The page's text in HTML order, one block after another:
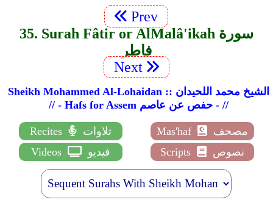
Prev
35. Surah Fâtir or Al­Malâ'ikah سورة
فاطر
Next
Sheikh Mohammed Al-Lohaidan :: الشيخ محمد اللحيدان
// - Hafs for Assem حفص عن عاصم - //
Recites تلاوات Mas'haf
مصحف
Videos
فيديو Scripts نصوص